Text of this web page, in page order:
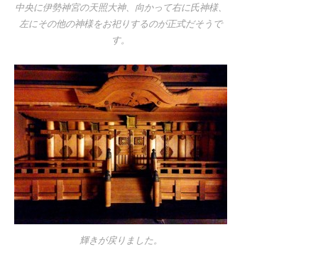
中央に伊勢神宮の天照大神、向かって右に氏神様、
左にその他の神様をお祀りするのが正式だそうで
す。
輝きが戻りました。